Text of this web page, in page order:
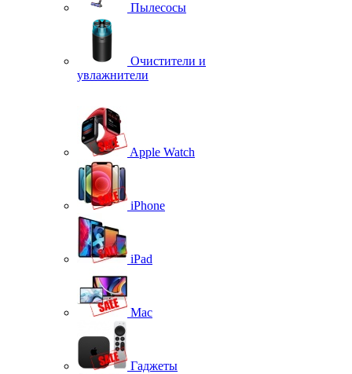
Пылесосы
Очистители и
увлажнители
Apple Watch
iPhone
iPad
Mac
Гаджеты